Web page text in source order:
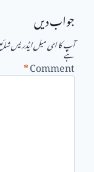
جواب دیں
آپ کا ای میل ایڈریس
ہے
Comment
*